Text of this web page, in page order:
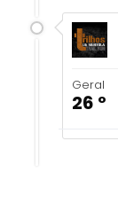
Geral
26 º